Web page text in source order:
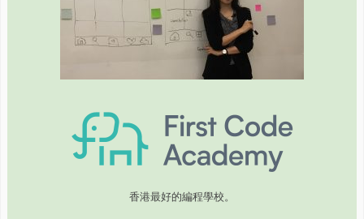
香港最好的編程學校。